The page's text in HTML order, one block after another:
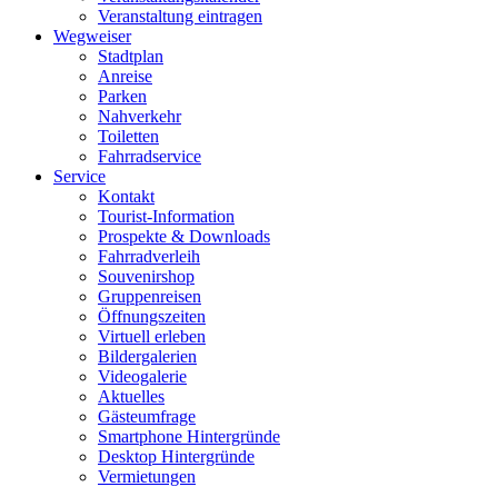
Veranstaltung eintragen
Wegweiser
Stadtplan
Anreise
Parken
Nahverkehr
Toiletten
Fahrradservice
Service
Kontakt
Tourist-Information
Prospekte & Downloads
Fahrradverleih
Souvenirshop
Gruppenreisen
Öffnungszeiten
Virtuell erleben
Bildergalerien
Videogalerie
Aktuelles
Gästeumfrage
Smartphone Hintergründe
Desktop Hintergründe
Vermietungen